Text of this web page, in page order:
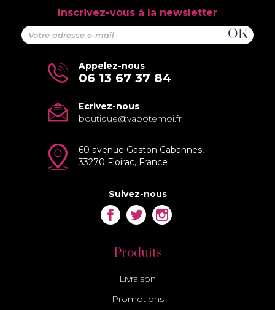
Inscrivez-vous à la newsletter
Appelez-nous
06 13 67 37 84
Ecrivez-nous
boutique@vapotemoi.fr
60 avenue Gaston Cabannes,
33270 Floirac, France
Suivez-nous
Facebook
TwitterInstagram
Produits
Livraison
Promotions